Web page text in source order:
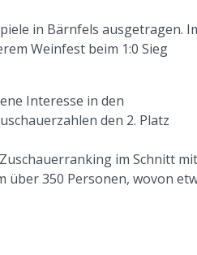
in Bärnfels ausgetragen.
Weinfest beim 1:0 Sieg
Interesse in den
den 2. Platz
im Schnitt
über 350 Personen, wovon